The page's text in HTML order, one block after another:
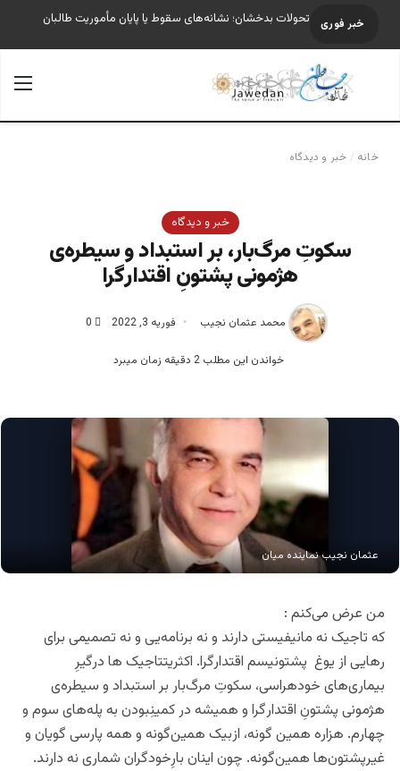
خبر فوری تحولات بدخشان؛ نشانه‌های سقوط یا پایان مأموریت طالبان
جستجو برای
خانه / خبر و دیدگاه
خبر و دیدگاه
سکوتِ‌ مرگ‌بار، بر استبداد و سیطره‌ی
هژمونی پشتونِ اقتدار‌گرا
محمد عثمان نجیب فوریه 3, 2022 0
خواندن این مطلب 2 دقیقه زمان میبرد
عثمان نجیب نماینده میان
من عرض می‌کنم :
که تاجیک نه مانیفیستی دارند و نه برنامه‌یی و نه تصمیمی برای
رهایی از یوغ پشتونیسم اقتدارگرا. اکثریتتاجیک ها درگیرِ
بیماری‌های خود‌هراسی، سکوتِ‌ مرگ‌بار بر استبداد و سیطره‌ی
هژمونی پشتونِ اقتدار‌گرا و همیشه در کمینِبودن به پله‌های سوم و
چهارم. هزاره همین گونه، ازبیک همین‌گونه و همه پارسی گویان و
غیرپشتون‌ها همین‌گونه. چون اینان بارِخود‌گران شماری نه دارند.